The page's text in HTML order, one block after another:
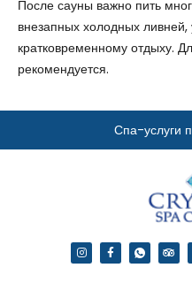
После сауны важно пить
внезапных холодных
кратковременному отдыху.
рекомендуется.
Спа-услуги